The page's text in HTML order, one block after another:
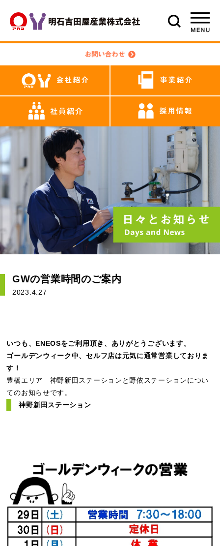
GWの営業時間のご案内
2023.4.27
いつも、ENEOSをご利用頂き、ありがとうございます。
ゴールデンウィーク中、セルフ店は元気に通常営業しておりま
す！
豊橋エリア 神野新田ステーションと野依ステーションについ
てのお知らせです。
神野新田ステーション